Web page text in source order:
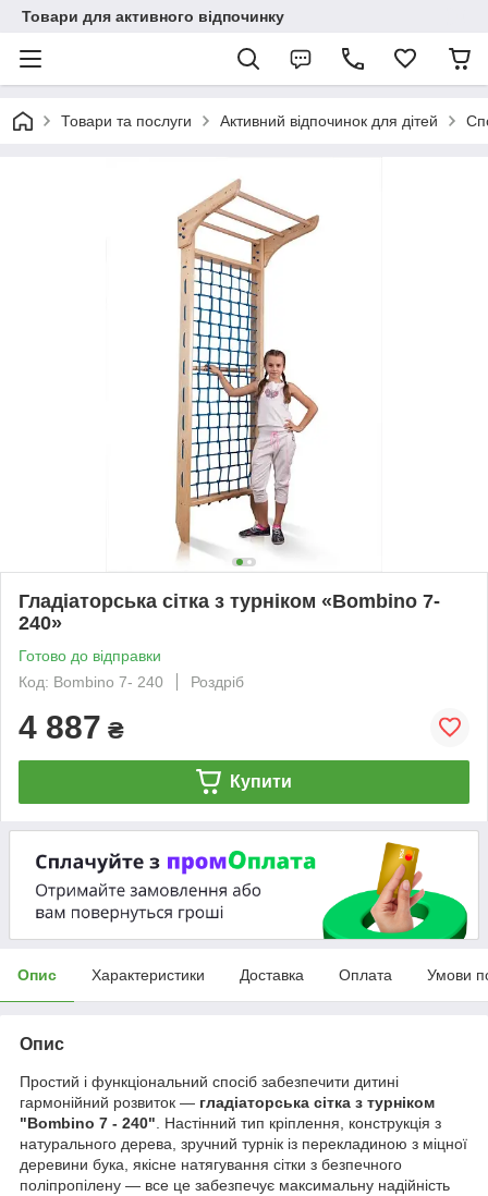
Товари для активного відпочинку
Товари та послуги Активний відпочинок для дітей
Гладіаторська сітка з турніком «Bombino 7-
240»
Готово до відправки
Код: Bombino 7- 240
Роздріб
4 887 ₴
Купити
Опис Характеристики Доставка Оплата Умови
Опис
Простий і функціональний спосіб забезпечити дитині
гармонійний розвиток — гладіаторська сітка з турніком
"Bombino 7 - 240". Настінний тип кріплення, конструкція з
натурального дерева, зручний турнік із перекладиною з міцної
деревини бука, якісне натягування сітки з безпечного
поліпропілену — все це забезпечує максимальну надійність